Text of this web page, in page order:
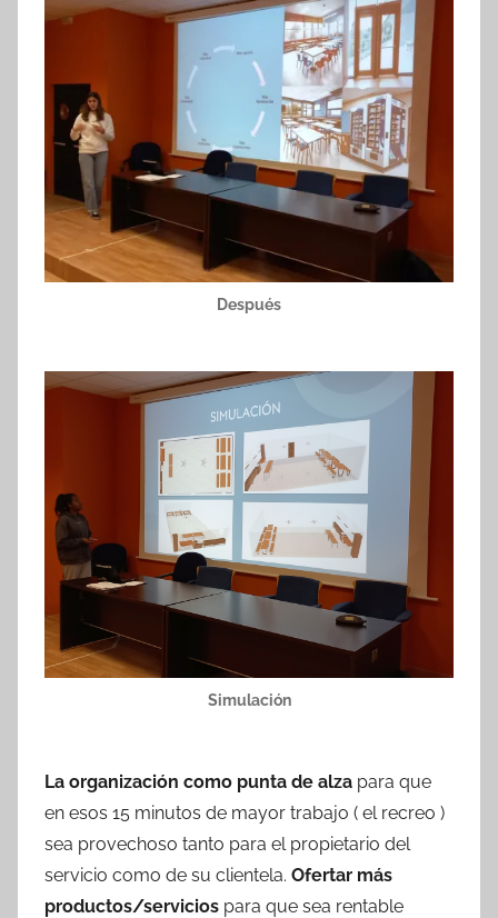
Después
Simulación
La organización como punta de alza para que
en esos 15 minutos de mayor trabajo ( el recreo )
sea provechoso tanto para el propietario del
servicio como de su clientela. Ofertar más
productos/servicios para que sea rentable